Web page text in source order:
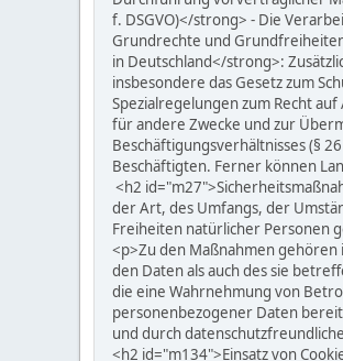
f. DSGVO)</strong> - Die
Grundrechte und
in Deutschland</strong>:
insbesondere das Gesetz zum
Spezialregelungen zum Recht
für andere Zwecke und zur
Beschäftigungsverhältnisses (§
Beschäftigten. Ferner können
<h2
der Art, des Umfangs, der
Freiheiten natürlicher Personen
<p>Zu den Maßnahmen
den Daten als auch des sie
die eine Wahrnehmung von
personenbezogener Daten
und durch
<h2 id="m134">Einsatz von